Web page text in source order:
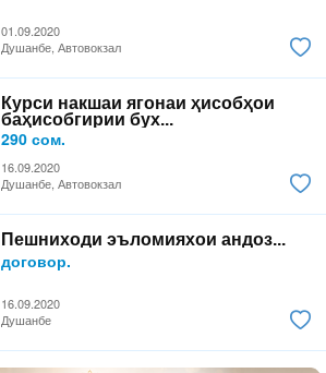
01.09.2020
Душанбе, Автовокзал
Курси накшаи ягонаи ҳисобҳои
баҳисобгирии бух...
290 сом.
16.09.2020
Душанбе, Автовокзал
Пешниходи эъломияхои андоз...
договор.
16.09.2020
Душанбе